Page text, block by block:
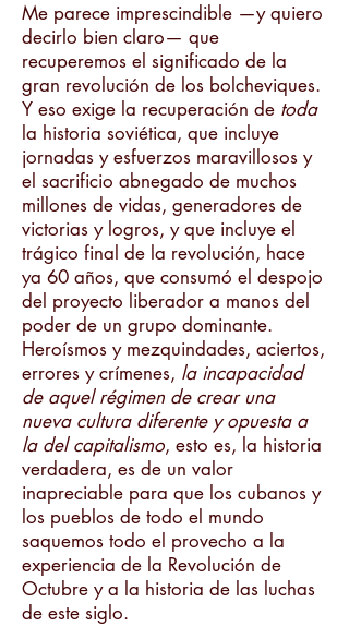
Me parece imprescindible —y quiero
decirlo bien claro— que
recuperemos el significado de la
gran revolución de los bolcheviques.
Y eso exige la recuperación de toda
la historia soviética, que incluye
jornadas y esfuerzos maravillosos y
el sacrificio abnegado de muchos
millones de vidas, generadores de
victorias y logros, y que incluye el
trágico final de la revolución, hace
ya 60 años, que consumó el despojo
del proyecto liberador a manos del
poder de un grupo dominante.
Heroísmos y mezquindades, aciertos,
errores y crímenes, la incapacidad
de aquel régimen de crear una
nueva cultura diferente y opuesta a
la del capitalismo, esto es, la historia
verdadera, es de un valor
inapreciable para que los cubanos y
los pueblos de todo el mundo
saquemos todo el provecho a la
experiencia de la Revolución de
Octubre y a la historia de las luchas
de este siglo.